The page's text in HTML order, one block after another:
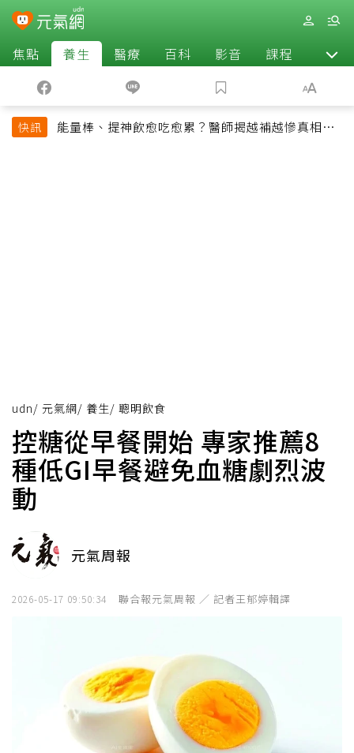
焦點 養生 醫療 百科 影音 課程 退休
快訊
能量棒、提神飲愈吃愈累？醫師揭越補越慘真相：
udn/ 元氣網/ 養生/ 聰明飲食
控糖從早餐開始 專家推薦8
種低GI早餐避免血糖劇烈波
動
元氣周報
2026-05-17 09:50:34 聯合報元氣周報 ／ 記者王郁婷輯譯